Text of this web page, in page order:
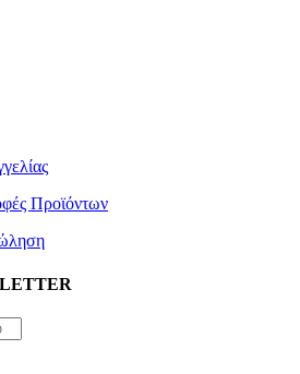
Προϊόντων